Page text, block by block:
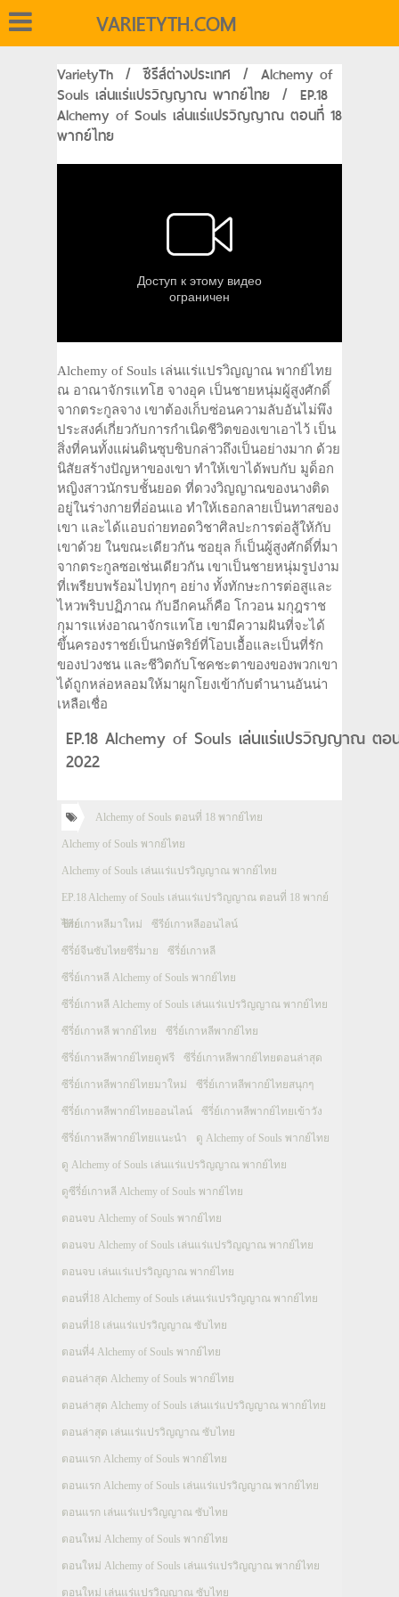
VARIETYTH.COM
VarietyTh / ซีรีส์ต่างประเทศ / Alchemy of
Souls เล่นแร่แปรวิญญาณ พากย์ไทย / EP.18
Alchemy of Souls เล่นแร่แปรวิญญาณ ตอนที่ 18
พากย์ไทย
Alchemy of Souls เล่นแร่แปรวิญญาณ พากย์ไทย
ณ อาณาจักรแทโฮ จางอุค เป็นชายหนุ่มผู้สูงศักดิ์
จากตระกูลจาง เขาต้องเก็บซ่อนความลับอันไม่พึง
ประสงค์เกี่ยวกับการกำเนิดชีวิตของเขาเอาไว้ เป็น
สิ่งที่คนทั้งแผ่นดินซุบซิบกล่าวถึงเป็นอย่างมาก ด้วย
นิสัยสร้างปัญหาของเขา ทำให้เขาได้พบกับ มูด็อก
หญิงสาวนักรบชั้นยอด ที่ดวงวิญญาณของนางติด
อยู่ในร่างกายที่อ่อนแอ ทำให้เธอกลายเป็นทาสของ
เขา และได้แอบถ่ายทอดวิชาศิลปะการต่อสู้ให้กับ
เขาด้วย ในขณะเดียวกัน ซอยุล ก็เป็นผู้สูงศักดิ์ที่มา
จากตระกูลซอเช่นเดียวกัน เขาเป็นชายหนุ่มรูปงาม
ที่เพรียบพร้อมไปทุกๆ อย่าง ทั้งทักษะการต่อสูและ
ไหวพริบปฏิภาณ กับอีกคนก็คือ โกวอน มกุฎราช
กุมารแห่งอาณาจักรแทโฮ เขามีความฝันที่จะได้
ขึ้นครองราชย์เป็นกษัตริย์ที่โอบเอื้อและเป็นที่รัก
ของปวงชน และชีวิตกับโชคชะตาของของพวกเขา
ได้ถูกหล่อหลอมให้มาผูกโยงเข้ากับตำนานอันน่า
เหลือเชื่อ
EP.18 Alchemy of Souls เล่นแร่แปรวิญญาณ ต
2022
Alchemy of Souls ตอนที่ 18 พากย์ไทย
Alchemy of Souls พากย์ไทย
Alchemy of Souls เล่นแร่แปรวิญญาณ พากย์ไทย
EP.18 Alchemy of Souls เล่นแร่แปรวิญญาณ ตอนที่ 18 พากย์
ไทย
ซีรีย์เกาหลีมาใหม่ ซีรีย์เกาหลีออนไลน์
ซีรี่ย์จีนซับไทยซีรี่มาย ซีรี่ย์เกาหลี
ซีรี่ย์เกาหลี Alchemy of Souls พากย์ไทย
ซีรี่ย์เกาหลี Alchemy of Souls เล่นแร่แปรวิญญาณ พากย์ไทย
ซีรี่ย์เกาหลี พากย์ไทย ซีรี่ย์เกาหลีพากย์ไทย
ซีรี่ย์เกาหลีพากย์ไทยดูฟรี ซีรี่ย์เกาหลีพากย์ไทยตอนล่าสุด
ซีรี่ย์เกาหลีพากย์ไทยมาใหม่ ซีรี่ย์เกาหลีพากย์ไทยสนุกๆ
ซีรี่ย์เกาหลีพากย์ไทยออนไลน์ ซีรี่ย์เกาหลีพากย์ไทยเข้าวัง
ซีรี่ย์เกาหลีพากย์ไทยแนะนำ ดู Alchemy of Souls พากย์ไทย
ดู Alchemy of Souls เล่นแร่แปรวิญญาณ พากย์ไทย
ดูซีรี่ย์เกาหลี Alchemy of Souls พากย์ไทย
ตอนจบ Alchemy of Souls พากย์ไทย
ตอนจบ Alchemy of Souls เล่นแร่แปรวิญญาณ พากย์ไทย
ตอนจบ เล่นแร่แปรวิญญาณ พากย์ไทย
ตอนที่18 Alchemy of Souls เล่นแร่แปรวิญญาณ พากย์ไทย
ตอนที่18 เล่นแร่แปรวิญญาณ ซับไทย
ตอนที่4 Alchemy of Souls พากย์ไทย
ตอนล่าสุด Alchemy of Souls พากย์ไทย
ตอนล่าสุด Alchemy of Souls เล่นแร่แปรวิญญาณ พากย์ไทย
ตอนล่าสุด เล่นแร่แปรวิญญาณ ซับไทย
ตอนแรก Alchemy of Souls พากย์ไทย
ตอนแรก Alchemy of Souls เล่นแร่แปรวิญญาณ พากย์ไทย
ตอนแรก เล่นแร่แปรวิญญาณ ซับไทย
ตอนใหม่ Alchemy of Souls พากย์ไทย
ตอนใหม่ Alchemy of Souls เล่นแร่แปรวิญญาณ พากย์ไทย
ตอนใหม่ เล่นแร่แปรวิญญาณ ซับไทย